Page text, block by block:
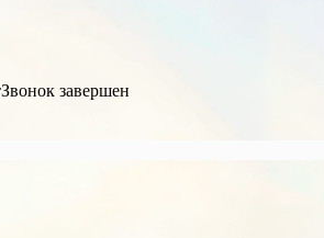
Звонок завершен